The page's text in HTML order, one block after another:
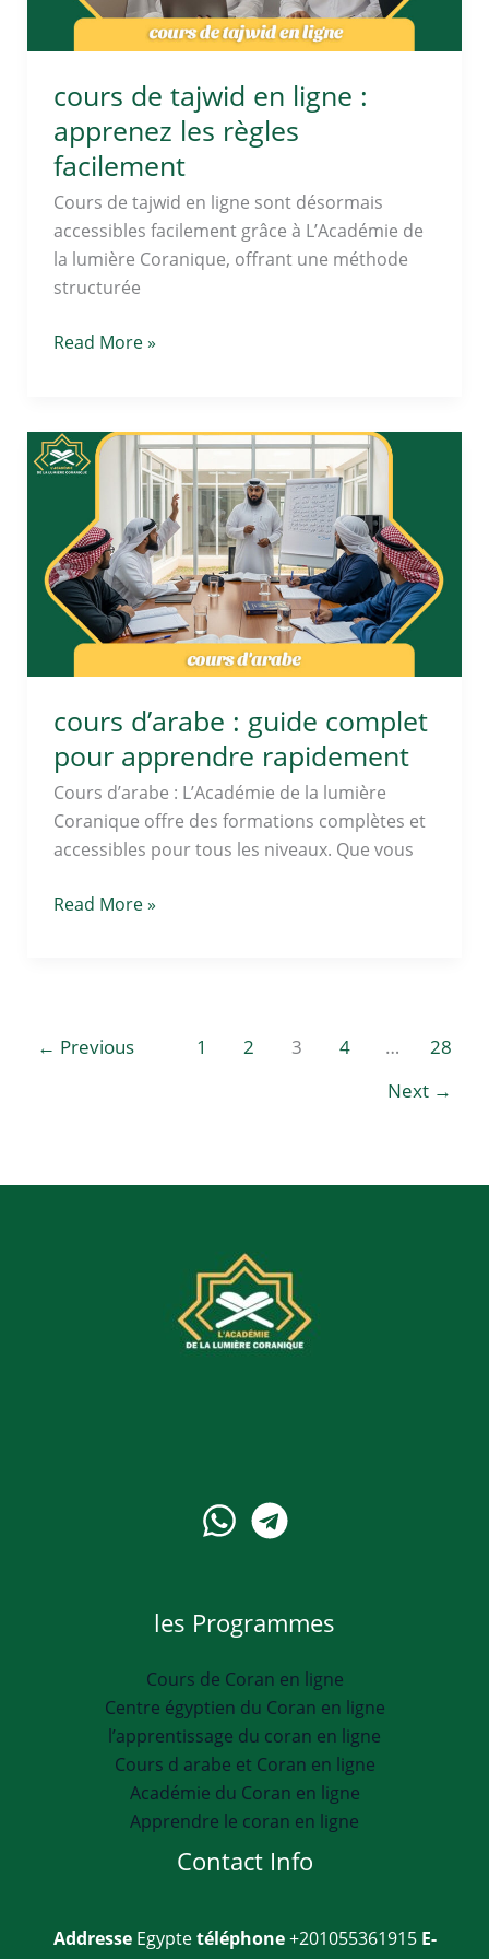
cours de tajwid en ligne :
apprenez les règles
facilement
Cours de tajwid en ligne sont désormais
accessibles facilement grâce à L’Académie de
la lumière Coranique, offrant une méthode
structurée
les
règles
Read More »
cours d’arabe : guide complet
pour apprendre rapidement
Cours d’arabe : L’Académie de la lumière
Coranique offre des formations complètes et
accessibles pour tous les niveaux. Que vous
cours
d’arabe
guide
complet
pour
apprendre
rapidement
Read More »
← Previous 1 2 3 4 …
28
Next →
les Programmes
Cours de Coran en ligne
Centre égyptien du Coran en ligne
l’apprentissage du coran en ligne
Cours d arabe et Coran en ligne
Académie du Coran en ligne
Apprendre le coran en ligne
Contact Info
AddresseEgyptetéléphone+201055361915 E-